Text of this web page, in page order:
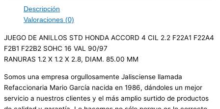
Descripción
Valoraciones (0)
JUEGO DE ANILLOS STD HONDA ACCORD 4 CIL 2.2 F22A1 F22A4
F2B1 F22B2 SOHC 16 VAL 90/97
RANURAS 1.2 X 1.2 X 2.8, DIAM. 85.00 MM
Somos una empresa orgullosamente Jalisciense llamada
Refaccionaria Mario García nacida en 1986, dándoles un mejor
servicio a nuestros clientes y el más amplio surtido de productos